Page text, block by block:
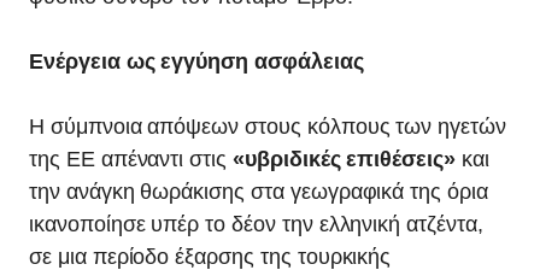
Ενέργεια ως εγγύηση ασφάλειας
Η σύμπνοια απόψεων στους κόλπους των ηγετών
της ΕΕ απέναντι στις «υβριδικές επιθέσεις» και
την ανάγκη θωράκισης στα γεωγραφικά της όρια
ικανοποίησε υπέρ το δέον την ελληνική ατζέντα,
σε μια περίοδο έξαρσης της τουρκικής